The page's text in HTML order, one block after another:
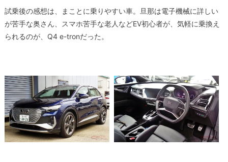
試乗後の感想は、まことに乗りやすい車。旦那は電子機械に詳しい
が苦手な奥さん、スマホ苦手な老人などEV初心者が、気軽に乗換え
られるのが、Q4 e-tronだった。